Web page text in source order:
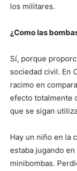
los militares.
¿Como las
Sí, porque
sociedad civil. En
racimo en
efecto totalmente
que se sigan
Hay un niño en la
estaba jugando
minibombas.